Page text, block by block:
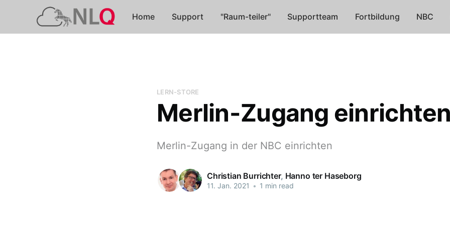
Home Support "Raum-teiler" Supportteam Fortbildung NBC
LERN-STORE
Merlin-Zugang einrichten
Merlin-Zugang in der NBC einrichten
Christian Burrichter, Hanno ter Haseborg
11. Jan. 2021 • 1 min read